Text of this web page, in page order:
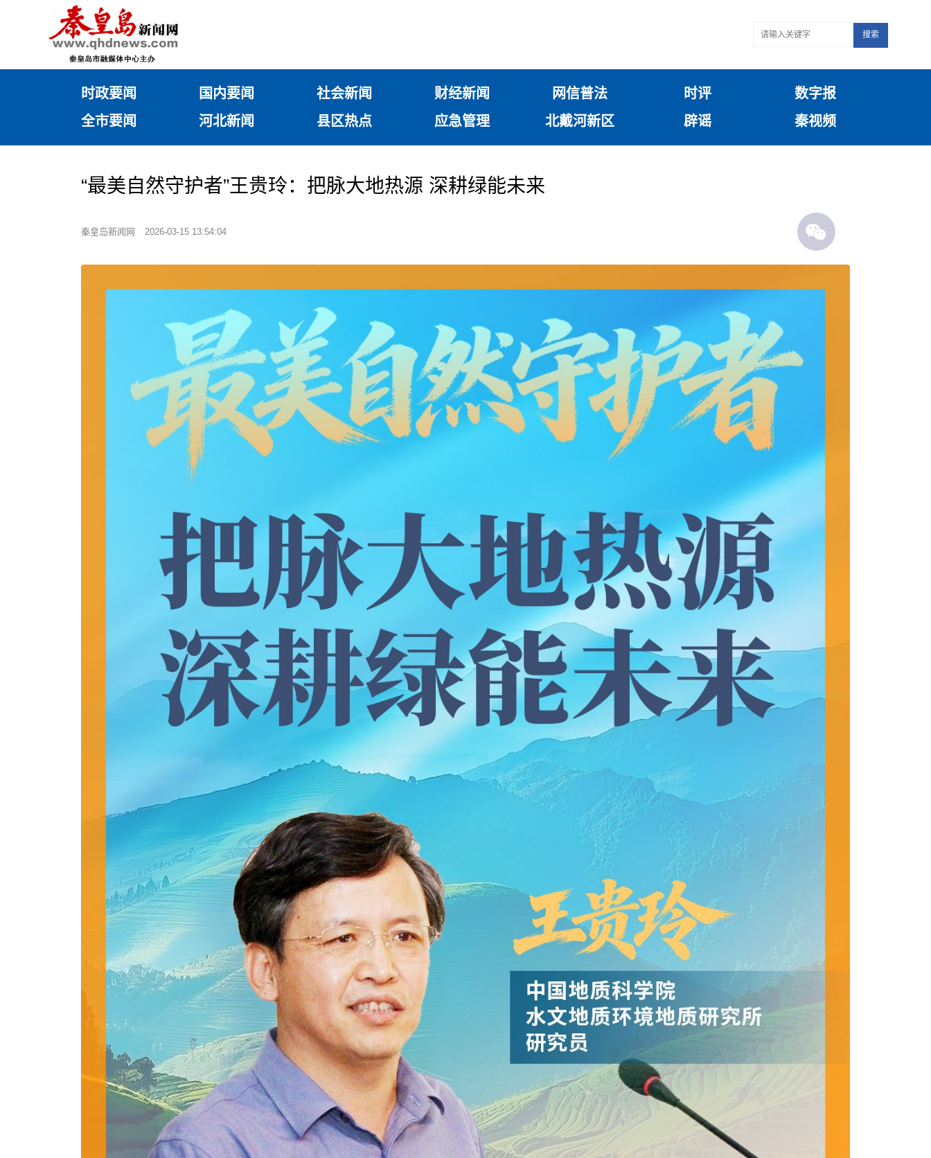
搜索
时政要闻 国内要闻 社会新闻 财经新闻 网信普法 时评
数字报
全市要闻
河北新闻 县区热点 应急管理 北戴河新区 辟谣 秦视频
“最美自然守护者”王贵玲：把脉大地热源 深耕绿能未来
秦皇岛新闻网 2026-03-15 13:54:04